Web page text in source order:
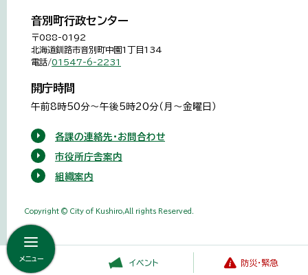
メニュー イベント 防災・緊急
音別町行政センター
〒088-0192
北海道釧路市音別町中園1丁目134
電話/01547-6-2231
開庁時間
午前8時50分～午後5時20分（月～金曜日）
各課の連絡先・お問合わせ
市役所庁舎案内
組織案内
Copyright © City of Kushiro,All rights Reserved.